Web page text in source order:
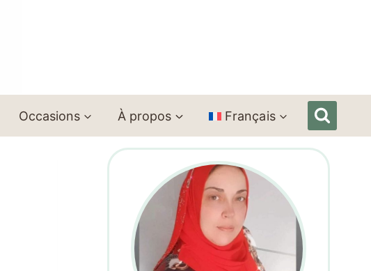
Occasions À propos Français